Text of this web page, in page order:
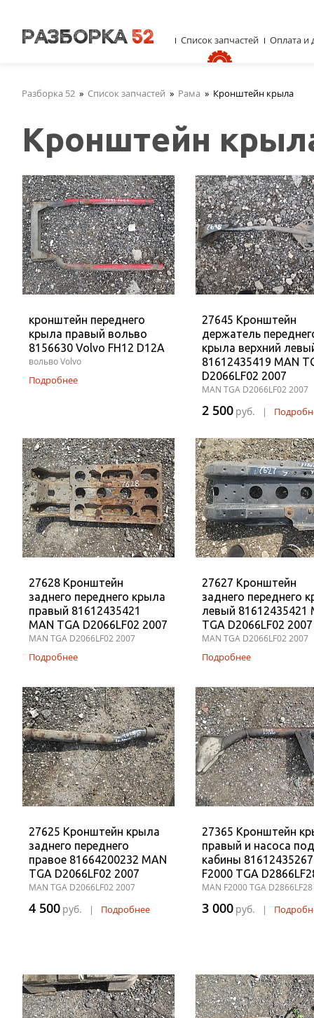
Разборка 52 » Список запчастей » Рама » Кронштейн крыла
Кронштейн
кронштейн переднего
крыла правый вольво
8156630 Volvo FH12 D12A
вольво Volvo
Подробнее
27645 Кронштейн
держатель
крыла верхний
81612435419 MAN
D2066LF02 2007
MAN TGA D2066LF02 2007
2 500 руб. |
27628 Кронштейн
заднего переднего крыла
правый 81612435421
MAN TGA D2066LF02 2007
MAN TGA D2066LF02 2007
Подробнее
27627 Кронштейн
заднего переднего
левый 81612435421
TGA D2066LF02 2007
MAN TGA D2066LF02 2007
Подробнее
27625 Кронштейн крыла
заднего переднего
правое 81664200232 MAN
TGA D2066LF02 2007
MAN TGA D2066LF02 2007
4 500 руб. | Подробнее
27365 Кронштейн
правый и насоса
кабины
F2000 TGA
MAN F2000 TGA D2866LF28
3 000 руб. |
Список запчастей Оплата и